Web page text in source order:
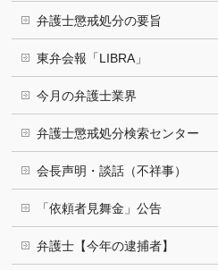
弁護士懲戒処分の要旨
東弁会報「LIBRA」
今月の弁護士業界
弁護士懲戒処分検索センター
会長声明・談話（不祥事）
「依頼者見舞金」公告
弁護士【今年の逮捕者】